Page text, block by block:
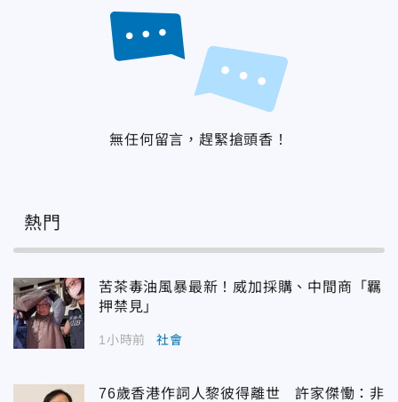
無任何留言，趕緊搶頭香！
熱門
苦茶毒油風暴最新！威加採購、中間商「羈
押禁見」
1小時前 社會
76歲香港作詞人黎彼得離世 許家傑慟：非